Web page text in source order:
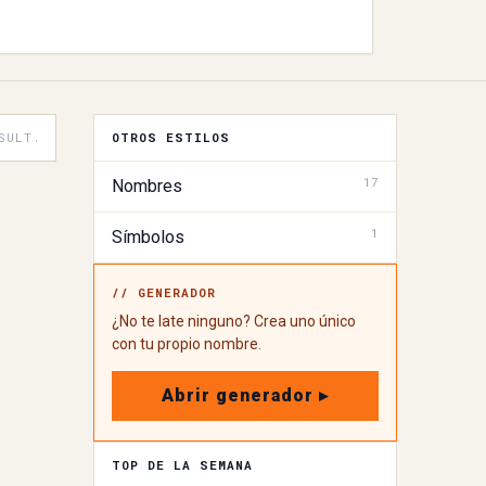
OTROS ESTILOS
Nombres 17
Símbolos 1
// GENERADOR
¿No te late ninguno? Crea uno único
con tu propio nombre.
Abrir generador ▸
TOP DE LA SEMANA